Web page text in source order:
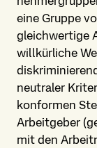
eine Gruppe
gleichwertige
willkürliche
neutraler
konformen
Arbeitgeber
mit den